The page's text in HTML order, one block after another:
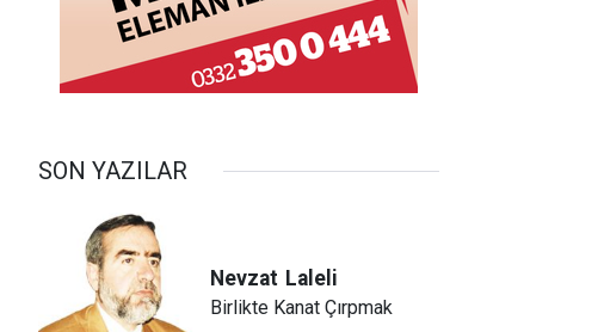
SON YAZILAR
Nevzat Laleli
Birlikte Kanat Çırpmak